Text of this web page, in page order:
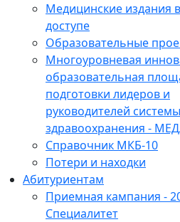
Медицинские издания
доступе
Образовательные
Многоуровневая
образовательная
подготовки лидеров и
руководителей системы
здравоохранения -
Справочник МКБ-10
Потери и находки
Абитуриентам
Приемная кампания -
Специалитет